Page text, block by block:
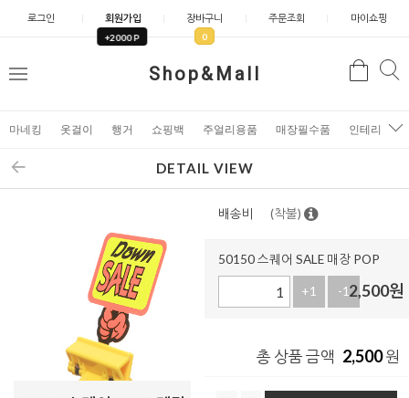
로그인 회원가입
+2000 P
장바구니
0
주문조회 마이쇼핑
Shop&Mall
메
검
마네킹 옷걸이 행거 쇼핑백 주얼리용품 매장필수품 인테리어소
DETAIL VIEW
배송비 (착불)
50150 스퀘어 SALE 매장 POP
+1 -12,500원
총 상품 금액 2,500원